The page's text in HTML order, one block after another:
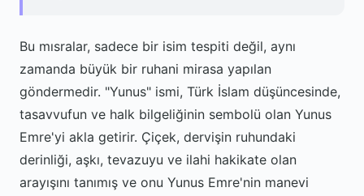
Bu mısralar, sadece bir isim tespiti değil, aynı
zamanda büyük bir ruhani mirasa yapılan
göndermedir. "Yunus" ismi, Türk İslam düşüncesinde,
tasavvufun ve halk bilgeliğinin sembolü olan Yunus
Emre'yi akla getirir. Çiçek, dervişin ruhundaki
derinliği, aşkı, tevazuyu ve ilahi hakikate olan
arayışını tanımış ve onu Yunus Emre'nin manevi